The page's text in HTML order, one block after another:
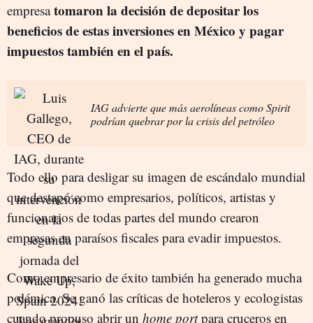
empresatomaron la decisión de depositar los
beneficios de estas inversiones en México y pagar
impuestos también en el país.
IAG advierte que más aerolíneas como Spirit
podrían quebrar por la crisis del petróleo
Todo ello para desligar su imagen de escándalo mundial
que destapó como empresarios, políticos, artistas y
funcionarios de todas partes del mundo crearon
empresas en paraísos fiscales para evadir impuestos.
Como empresario de éxito también ha generado mucha
polémica. Se ganó las críticas de hoteleros y ecologistas
cuando propuso abrir un home portpara cruceros en